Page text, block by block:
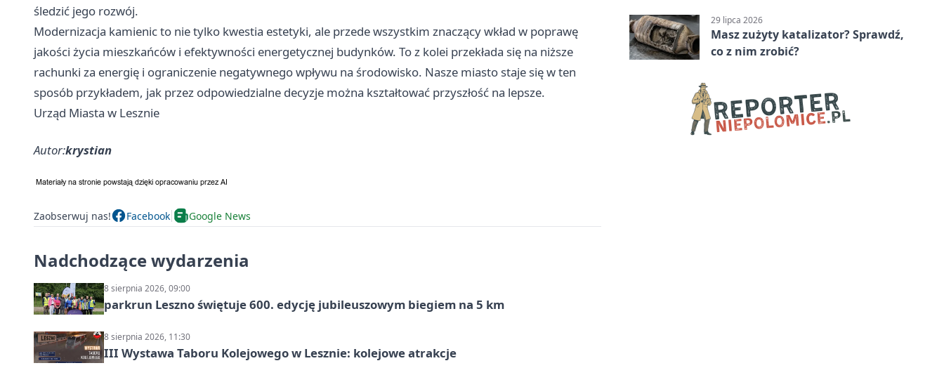
śledzić jego rozwój.
Modernizacja kamienic to nie tylko kwestia estetyki, ale przede wszystkim znaczący wkład w poprawę
jakości życia mieszkańców i efektywności energetycznej budynków. To z kolei przekłada się na niższe
rachunki za energię i ograniczenie negatywnego wpływu na środowisko. Nasze miasto staje się w ten
sposób przykładem, jak przez odpowiedzialne decyzje można kształtować przyszłość na lepsze.
Urząd Miasta w Lesznie
Autor:krystian
Zaobserwuj nas! Facebook Google News
Nadchodzące wydarzenia
8 sierpnia 2026, 09:00
parkrun Leszno świętuje 600. edycję jubileuszowym biegiem na 5 km
8 sierpnia 2026, 11:30
III Wystawa Taboru Kolejowego w Lesznie: kolejowe atrakcje
29 lipca 2026
Masz zużyty katalizator? Sprawdź,
co z nim zrobić?